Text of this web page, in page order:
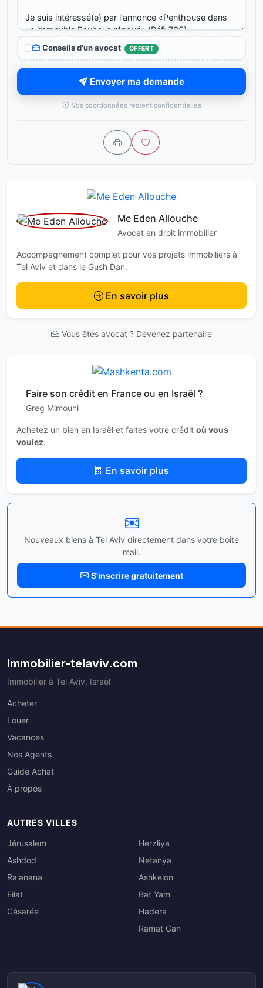
Conseils d'un avocat OFFERT
Envoyer ma demande
Vos coordonnées restent confidentielles
Me Eden Allouche
Avocat en droit immobilier
Accompagnement complet pour vos projets immobiliers à
Tel Aviv et dans le Gush Dan.
En savoir plus
Vous êtes avocat ? Devenez partenaire
Faire son crédit en France ou en Israël ?
Greg Mimouni
Achetez un bien en Israël et faites votre crédit où vous
voulez.
En savoir plus
Nouveaux biens à Tel Aviv directement dans votre boîte
mail.
S'inscrire gratuitement
Immobilier-telaviv.com
Immobilier à Tel Aviv, Israël
Acheter
Louer
Vacances
Nos Agents
Guide Achat
À propos
AUTRES VILLES
Jérusalem
Ashdod
Ra'anana
Eilat
Césarée
Herzliya
Netanya
Ashkelon
Bat Yam
Hadera
Ramat Gan